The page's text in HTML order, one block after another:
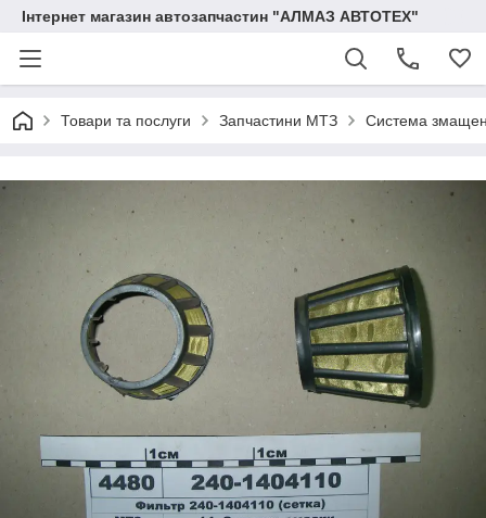
Інтернет магазин автозапчастин "АЛМАЗ АВТОТЕХ"
Товари та послуги Запчастини МТЗ Система